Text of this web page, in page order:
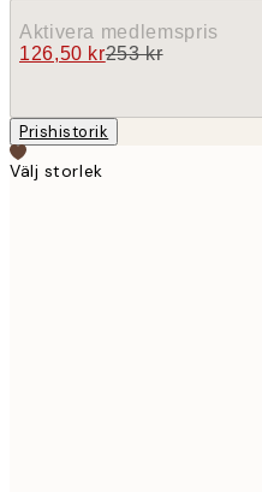
Aktivera medlemspris
126,50 kr253 kr
Prishistorik
Välj storlek